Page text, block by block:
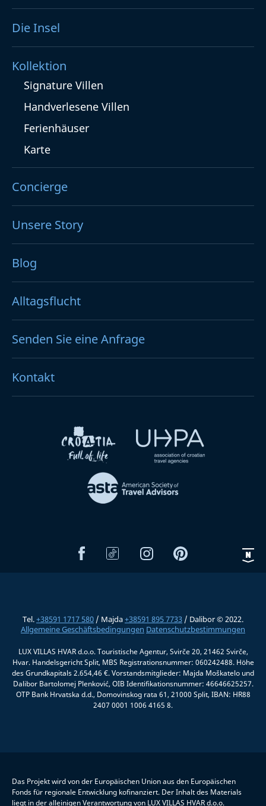
Die Insel
Kollektion
Signature Villen
Handverlesene Villen
Ferienhäuser
Karte
Concierge
Unsere Story
Blog
Alltagsflucht
Senden Sie eine Anfrage
Kontakt
Tel.+38591 1717 580 / Majda+38591 895 7733 / Dalibor © 2022.
Allgemeine Geschäftsbedingungen Datenschutzbestimmungen
LUX VILLAS HVAR d.o.o. Touristische Agentur, Svirče 20, 21462 Svirče,
Hvar. Handelsgericht Split, MBS Registrationsnummer: 060242488. Höhe
des Grundkapitals 2.654,46 €. Vorstandsmitglieder: Majda Moškatelo und
Dalibor Bartolomej Plenković, OIB Identifikationsnummer: 46646625257.
OTP Bank Hrvatska d.d., Domovinskog rata 61, 21000 Split, IBAN: HR88
2407 0001 1006 4165 8.
Das Projekt wird von der Europäischen Union aus den Europäischen
Fonds für regionale Entwicklung kofinanziert. Der Inhalt des Materials
liegt in der alleinigen Verantwortung von LUX VILLAS HVAR d.o.o.